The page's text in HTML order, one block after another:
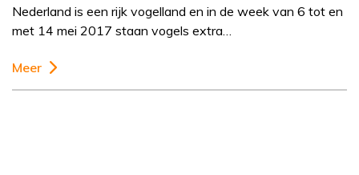
Nederland is een rijk vogelland en in de week van 6 tot en
met 14 mei 2017 staan vogels extra…
Meer